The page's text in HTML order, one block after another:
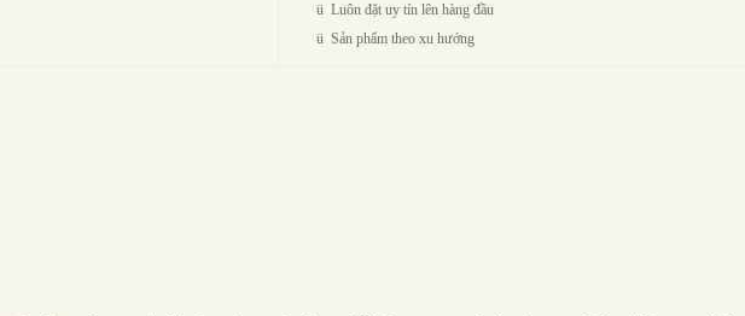
ü Luôn đặt uy tín lên hàng đầu
ü Sản phẩm theo xu hướng